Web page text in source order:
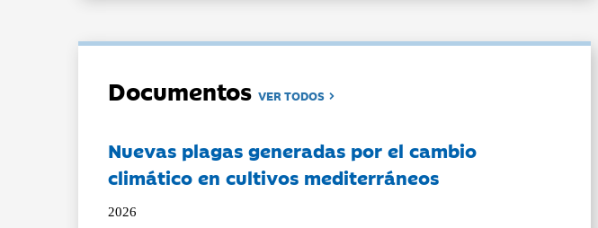
DocumentosVER TODOS
Nuevas plagas generadas por el cambio
climático en cultivos mediterráneos
2026